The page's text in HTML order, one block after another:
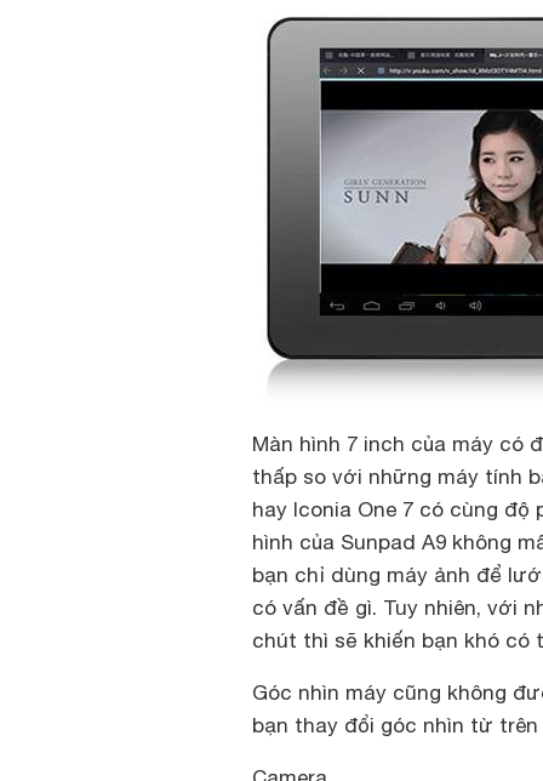
Màn hình 7 inch của máy có
thấp so với những máy tính
hay Iconia One 7 có cùng độ
hình của Sunpad A9 không
bạn chỉ dùng máy ảnh để
có vấn đề gì. Tuy nhiên, với
chút thì sẽ khiến bạn khó có
Góc nhìn máy cũng không
bạn thay đổi góc nhìn từ trên